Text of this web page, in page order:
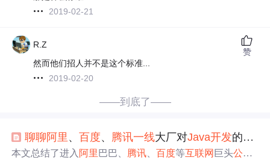
2019-02-21
R.Z
然而他们招人并不是这个标准...
2019-02-20
赞
——到底了——
聊聊阿里 、百度、 腾讯一线大厂对Java开发的招聘
本文总结了进入 阿里 巴巴、 腾讯 、百度等互联网 巨头公司